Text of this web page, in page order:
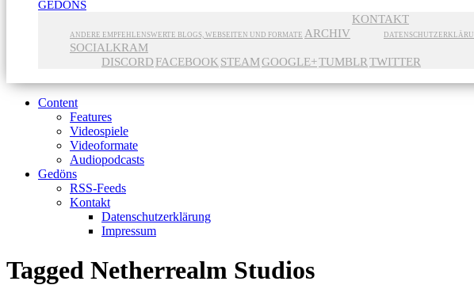
GEDÖNS
ANDERE EMPFEHLENSWERTE BLOGS, WEBSEITEN UND FORMATE ARCHIV
KONTAKT
SOCIALKRAM
DISCORD FACEBOOK STEAMGOOGLE+TUMBLRTWITTER
Content
Features
Videospiele
Videoformate
Audiopodcasts
Gedöns
RSS-Feeds
Kontakt
Datenschutzerklärung
Impressum
Tagged Netherrealm Studios